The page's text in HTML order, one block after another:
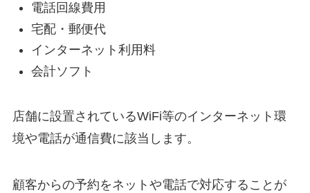
電話回線費用
宅配・郵便代
インターネット利用料
会計ソフト
店舗に設置されているWiFi等のインターネット環
境や電話が通信費に該当します。
顧客からの予約をネットや電話で対応することが